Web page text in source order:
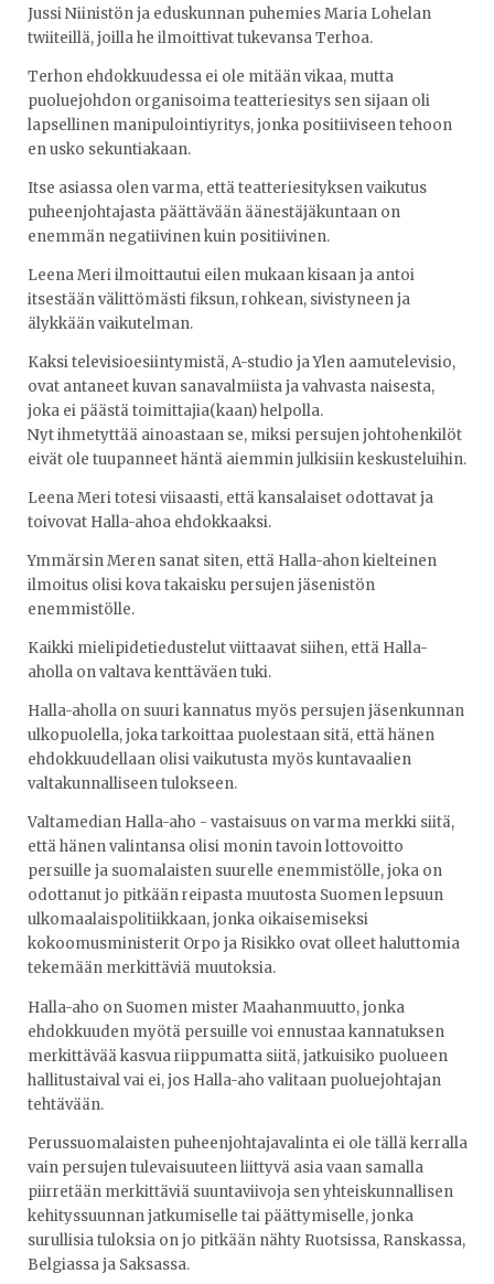
Jussi Niinistön ja eduskunnan puhemies Maria Lohelan
twiiteillä, joilla he ilmoittivat tukevansa Terhoa.
Terhon ehdokkuudessa ei ole mitään vikaa, mutta
puoluejohdon organisoima teatteriesitys sen sijaan oli
lapsellinen manipulointiyritys, jonka positiiviseen tehoon
en usko sekuntiakaan.
Itse asiassa olen varma, että teatteriesityksen vaikutus
puheenjohtajasta päättävään äänestäjäkuntaan on
enemmän negatiivinen kuin positiivinen.
Leena Meri ilmoittautui eilen mukaan kisaan ja antoi
itsestään välittömästi fiksun, rohkean, sivistyneen ja
älykkään vaikutelman.
Kaksi televisioesiintymistä, A-studio ja Ylen aamutelevisio,
ovat antaneet kuvan sanavalmiista ja vahvasta naisesta,
joka ei päästä toimittajia(kaan) helpolla.
Nyt ihmetyttää ainoastaan se, miksi persujen johtohenkilöt
eivät ole tuupanneet häntä aiemmin julkisiin keskusteluihin.
Leena Meri totesi viisaasti, että kansalaiset odottavat ja
toivovat Halla-ahoa ehdokkaaksi.
Ymmärsin Meren sanat siten, että Halla-ahon kielteinen
ilmoitus olisi kova takaisku persujen jäsenistön
enemmistölle.
Kaikki mielipidetiedustelut viittaavat siihen, että Halla-
aholla on valtava kenttäväen tuki.
Halla-aholla on suuri kannatus myös persujen jäsenkunnan
ulkopuolella, joka tarkoittaa puolestaan sitä, että hänen
ehdokkuudellaan olisi vaikutusta myös kuntavaalien
valtakunnalliseen tulokseen.
Valtamedian Halla-aho - vastaisuus on varma merkki siitä,
että hänen valintansa olisi monin tavoin lottovoitto
persuille ja suomalaisten suurelle enemmistölle, joka on
odottanut jo pitkään reipasta muutosta Suomen lepsuun
ulkomaalaispolitiikkaan, jonka oikaisemiseksi
kokoomusministerit Orpo ja Risikko ovat olleet haluttomia
tekemään merkittäviä muutoksia.
Halla-aho on Suomen mister Maahanmuutto, jonka
ehdokkuuden myötä persuille voi ennustaa kannatuksen
merkittävää kasvua riippumatta siitä, jatkuisiko puolueen
hallitustaival vai ei, jos Halla-aho valitaan puoluejohtajan
tehtävään.
Perussuomalaisten puheenjohtajavalinta ei ole tällä kerralla
vain persujen tulevaisuuteen liittyvä asia vaan samalla
piirretään merkittäviä suuntaviivoja sen yhteiskunnallisen
kehityssuunnan jatkumiselle tai päättymiselle, jonka
surullisia tuloksia on jo pitkään nähty Ruotsissa, Ranskassa,
Belgiassa ja Saksassa.